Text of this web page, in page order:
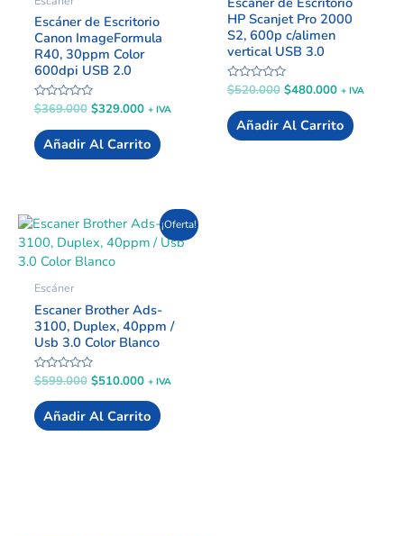
Escáner de Escritorio
Canon ImageFormula
R40, 30ppm Color
600dpi USB 2.0
Valorado
con
de
5
$369.000 $329.000 + IVA
Añadir Al Carrito
HP Scanjet Pro 2000
S2, 600p c/alimen
vertical USB 3.0
Valorado
con
de
5
$520.000 $480.000 + IVA
Añadir Al Carrito
¡Oferta!
Escáner
Escaner Brother Ads-
3100, Duplex, 40ppm /
Usb 3.0 Color Blanco
Valorado
con
de
5
$599.000
El
precio
original
era:
$510.000
El
precio
actual
+ IVA
Añadir Al Carrito